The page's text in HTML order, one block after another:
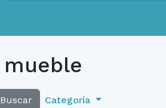
mueble
Buscar Categoría